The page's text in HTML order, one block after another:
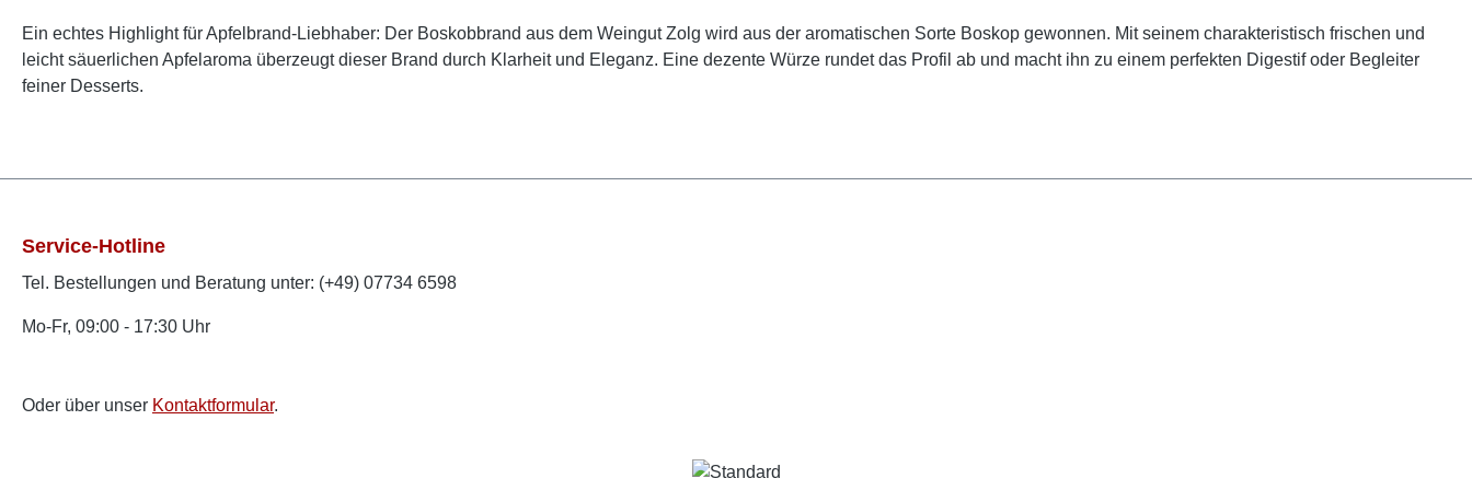
Ein echtes Highlight für Apfelbrand-Liebhaber: Der Boskobbrand aus dem Weingut Zolg wird aus der aromatischen Sorte Boskop gewonnen. Mit seinem charakteristisch frischen und
leicht säuerlichen Apfelaroma überzeugt dieser Brand durch Klarheit und Eleganz. Eine dezente Würze rundet das Profil ab und macht ihn zu einem perfekten Digestif oder Begleiter
feiner Desserts.
Service-Hotline
Tel. Bestellungen und Beratung unter: (+49) 07734 6598
Mo-Fr, 09:00 - 17:30 Uhr
Oder über unser Kontaktformular.